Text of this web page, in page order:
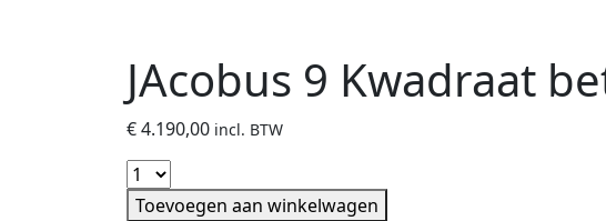
JAcobus 9 Kwadraat
€4.190,00 incl. BTW
Toevoegen aan winkelwagen